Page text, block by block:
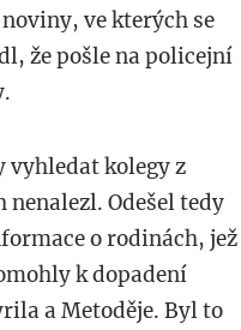
ve kterých se
že pošle na policejní
vyhledat kolegy z
Odešel tedy
o rodinách, jež
k dopadení
a Metoděje. Byl to